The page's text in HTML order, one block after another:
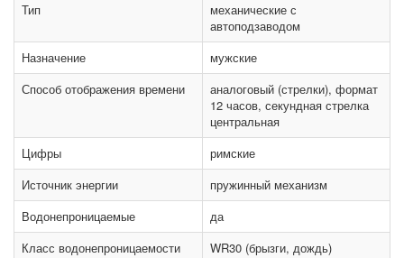
Тип
механические с
автоподзаводом
Назначение
мужские
Способ отображения времени
аналоговый (стрелки), формат
12 часов, секундная стрелка
центральная
Цифры
римские
Источник энергии
пружинный механизм
Водонепроницаемые
да
Класс водонепроницаемости
WR30 (брызги, дождь)